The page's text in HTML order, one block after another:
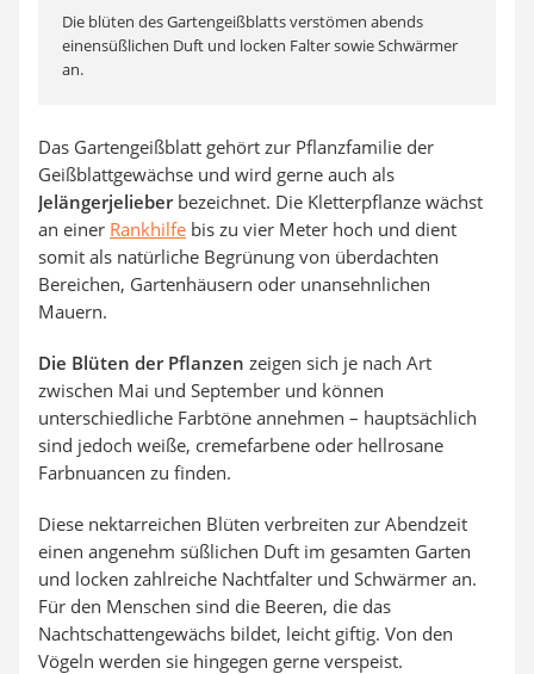
Die blüten des Gartengeißblatts verstömen abends
einensüßlichen Duft und locken Falter sowie Schwärmer
an.
Das Gartengeißblatt gehört zur Pflanzfamilie der
Geißblattgewächse und wird gerne auch als
Jelängerjelieberbezeichnet. Die Kletterpflanze wächst
an einer Rankhilfe bis zu vier Meter hoch und dient
somit als natürliche Begrünung von überdachten
Bereichen, Gartenhäusern oder unansehnlichen
Mauern.
Die Blüten der Pflanzen zeigen sich je nach Art
zwischen Mai und September und können
unterschiedliche Farbtöne annehmen – hauptsächlich
sind jedoch weiße, cremefarbene oder hellrosane
Farbnuancen zu finden.
Diese nektarreichen Blüten verbreiten zur Abendzeit
einen angenehm süßlichen Duft im gesamten Garten
und locken zahlreiche Nachtfalter und Schwärmer an.
Für den Menschen sind die Beeren, die das
Nachtschattengewächs bildet, leicht giftig. Von den
Vögeln werden sie hingegen gerne verspeist.